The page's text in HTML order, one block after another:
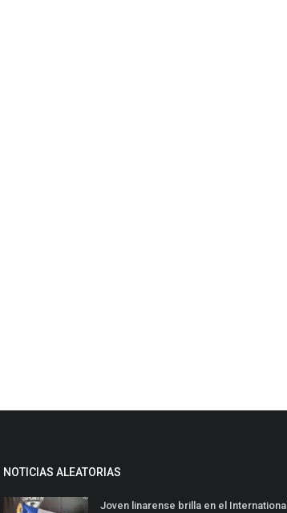
NOTICIAS ALEATORIAS
Joven linarense brilla en el International